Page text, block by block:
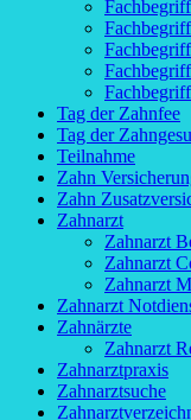
Tag der Zahnfee
Tag der
Teilnahme
Zahn
Zahn
Zahnarzt
Zahnarzt
Zahnarzt
Zahnarzt
Zahnarzt
Zahnärzte
Zahnarzt
Zahnarztpraxis
Zahnarztsuche